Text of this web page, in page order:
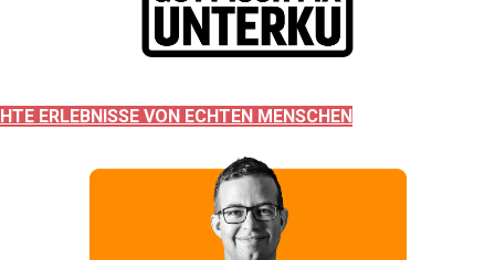
ERLEBNISSE VON ECHTEN MENSCHEN